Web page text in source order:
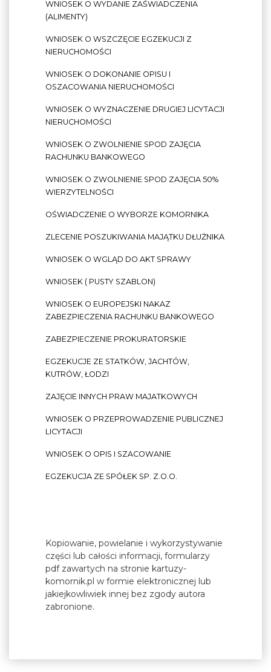
WNIOSEK O WYDANIE ZAŚWIADCZENIA
(ALIMENTY)
WNIOSEK O WSZCZĘCIE EGZEKUCJI Z
NIERUCHOMOŚCI
WNIOSEK O DOKONANIE OPISU I
OSZACOWANIA NIERUCHOMOŚCI
WNIOSEK O WYZNACZENIE DRUGIEJ LICYTACJI
NIERUCHOMOŚCI
WNIOSEK O ZWOLNIENIE SPOD ZAJĘCIA
RACHUNKU BANKOWEGO
WNIOSEK O ZWOLNIENIE SPOD ZAJĘCIA 50%
WIERZYTELNOŚCI
OŚWIADCZENIE O WYBORZE KOMORNIKA
ZLECENIE POSZUKIWANIA MAJĄTKU DŁUŻNIKA
WNIOSEK O WGLĄD DO AKT SPRAWY
WNIOSEK ( PUSTY SZABLON)
WNIOSEK O EUROPEJSKI NAKAZ
ZABEZPIECZENIA RACHUNKU BANKOWEGO
ZABEZPIECZENIE PROKURATORSKIE
EGZEKUCJE ZE STATKÓW, JACHTÓW,
KUTRÓW, ŁODZI
ZAJĘCIE INNYCH PRAW MAJATKOWYCH
WNIOSEK O PRZEPROWADZENIE PUBLICZNEJ
LICYTACJI
WNIOSEK O OPIS I SZACOWANIE
EGZEKUCJA ZE SPÓŁEK SP. Z.O.O.
Kopiowanie, powielanie i wykorzystywanie
części lub całości informacji, formularzy
pdf zawartych na stronie kartuzy-
komornik.pl w formie elektronicznej lub
jakiejkowliwiek innej bez zgody autora
zabronione.